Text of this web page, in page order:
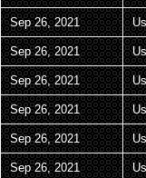
Sep 26, 2021
Sep 26, 2021
Sep 26, 2021
Sep 26, 2021
Sep 26, 2021
Sep 26, 2021